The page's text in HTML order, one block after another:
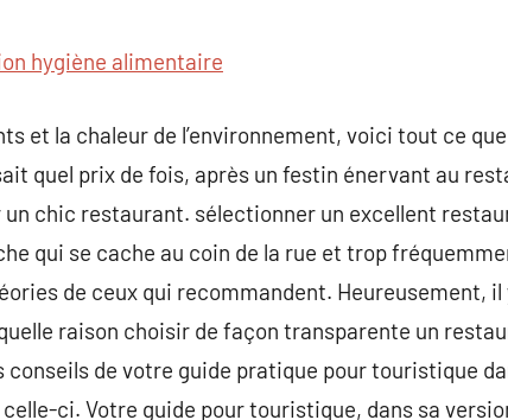
hygiène alimentaire
et la chaleur de l’environnement, voici tout ce
quel prix de fois, après un festin énervant au
chic restaurant. sélectionner un excellent
qui se cache au coin de la rue et trop
de ceux qui recommandent. Heureusement, il
raison choisir de façon transparente un
conseils de votre guide pratique pour touristique
ci. Votre guide pour touristique, dans sa